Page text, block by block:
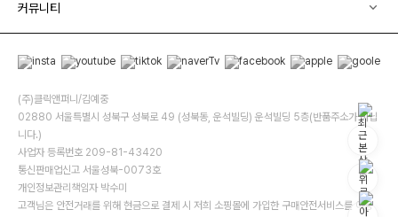
커뮤니티
(주)클릭앤퍼니/김예중
02880 서울특별시 성북구 성북로 49 (성북동, 운석빌딩) 운석빌딩 5층(반품주소가 아닙
니다.)
사업자 등록번호 209-81-43420
통신판매업신고 서울성북-0073호
개인정보관리책임자 박수미
고객님은 안전거래를 위해 현금으로 결제 시 저희 소핑몰에 가입한 구매안전서비스를 이용